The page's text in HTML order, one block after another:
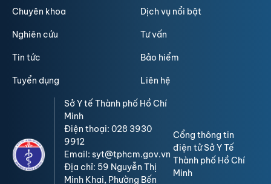
Chuyên khoa Dịch vụ nổi bật
Nghiên cứu Tư vấn
Tin tức Bảo hiểm
Tuyển dụng Liên hệ
Sở Y tế Thành phố Hồ Chí
Minh
Điện thoại: 028 3930
9912
Email: syt@tphcm.gov.vn
Địa chỉ: 59 Nguyễn Thị
Minh Khai, Phường Bến
Cổng thông tin
điện tử Sở Y Tế
Thành phố Hồ Chí
Minh